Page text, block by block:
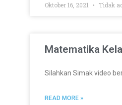
Oktober 16, 2021 Tidak
Matematika
Silahkan Simak video
READ MORE »